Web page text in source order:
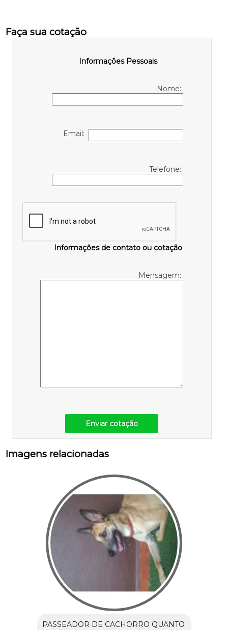
Faça sua cotação
Informações Pessoais
Nome:
Email:
Telefone:
Informações de contato ou cotação
Mensagem:
Enviar cotação
Imagens relacionadas
PASSEADOR DE CACHORRO QUANTO